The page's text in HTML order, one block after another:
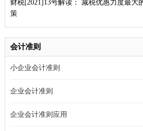
财税[2021]13号解读： 减税优惠力度最大
策
会计准则
小企业会计准则
企业会计准则
企业会计准则应用